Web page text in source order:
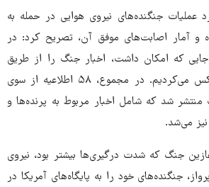
عملیات جنگنده‌های نیروی هوایی در حمله به
در جنگ ۴۰ روزه و آمار اصابت‌های موفق آن، تصریح کرد: در
روزه، تا جایی که امکان داشت، اخبار جنگ را از طریق
صدور اطلاعیه‌هایی منعکس می‌کردیم. در مجموع، ۵۸ اطلاعیه از سوی
شد که شامل اخبار مربوط به پرنده‌ها و
می‌شد.
جنگ که شدت درگیری‌ها بیشتر بود، نیروی
جنگنده‌های خود را به پایگاه‌های آمریکا در